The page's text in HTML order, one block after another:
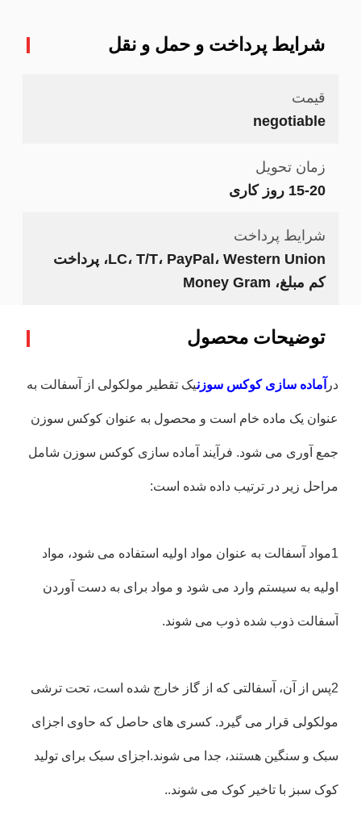
شرایط پرداخت و حمل و نقل
قیمت
negotiable
زمان تحویل
15-20 روز کاری
شرایط پرداخت
LC، T/T، PayPal، Western Union، پرداخت
کم مبلغ، Money Gram
توضیحات محصول
در آماده سازی کوکس سوزنیک تقطیر مولکولی از آسفالت به
عنوان یک ماده خام است و محصول به عنوان کوکس سوزن
جمع آوری می شود. فرآیند آماده سازی کوکس سوزن شامل
مراحل زیر در ترتیب داده شده است:
1مواد آسفالت به عنوان مواد اولیه استفاده می شود، مواد
اولیه به سیستم وارد می شود و مواد برای به دست آوردن
آسفالت ذوب شده ذوب می شوند.
2پس از آن، آسفالتی که از گاز خارج شده است، تحت ترشی
مولکولی قرار می گیرد. کسری های حاصل که حاوی اجزای
سبک و سنگین هستند، جدا می شوند.اجزای سبک برای تولید
کوک سبز با تاخیر کوک می شوند..